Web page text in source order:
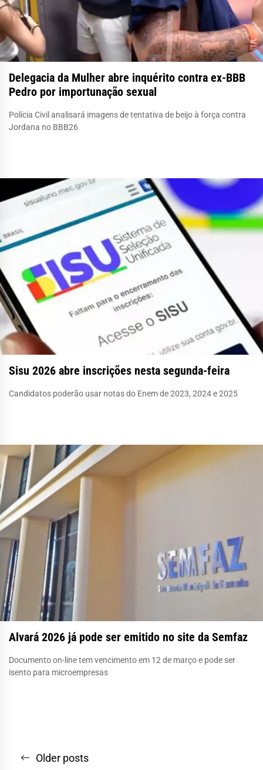
Delegacia da Mulher abre inquérito contra ex-BBB
Pedro por importunação sexual
Polícia Civil analisará imagens de tentativa de beijo à força contra
Jordana no BBB26
Sisu 2026 abre inscrições nesta segunda-feira
Candidatos poderão usar notas do Enem de 2023, 2024 e 2025
Alvará 2026 já pode ser emitido no site da Semfaz
Documento on-line tem vencimento em 12 de março e pode ser
isento para microempresas
Navegação
Older posts